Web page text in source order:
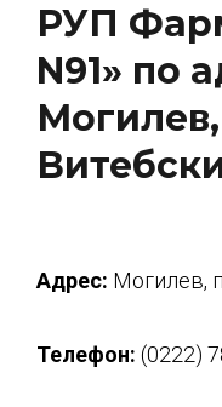
РУП
N91» по
Адрес: Могилев,
Телефон: (0222)